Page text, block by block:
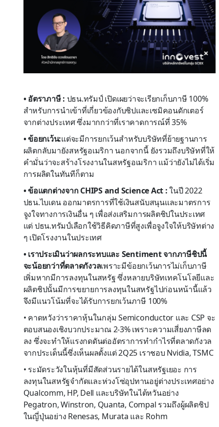
• อัตราภาษี : ปธน.ทรัมป์ เปิดเผยว่าจะเรียกเก็บภาษี 100%
สำหรับการนำเข้าที่เกี่ยวข้องกับชิปและเซมิคอนดักเตอร์
จากต่างประเทศ ซึ่งมากกว่าที่เราคาดการณ์ที่ 35%
• ข้อยกเว้น:แต่จะมีการยกเว้นสำหรับบริษัทที่ย้ายฐานการ
ผลิตกลับมายังสหรัฐอเมริกา นอกจากนี้ ยังรวมถึงบริษัทที่ให้
คำมั่นว่าจะสร้างโรงงานในสหรัฐอเมริกา แม้ว่ายังไม่ได้เริ่ม
การผลิตในทันทีก็ตาม
• ข้อแตกต่างจาก CHIPS and Science Act :ในปี 2022
ปธน.ไบเดน ออกมาตรการที่ใช้เงินสนับสนุนและมาตรการ
จูงใจทางการเงินอื่น ๆ เพื่อส่งเสริมการผลิตชิปในประเทศ
แต่ ปธน.ทรัมป์เลือกใช้วิธีคิดภาษีที่สูงเพื่อจูงใจให้บริษัทต่าง
ๆ เปิดโรงงานในประเทศ
• เราประเมินว่าผลกระทบและ Sentiment จากภาษีชิปนี้
จะน้อยกว่าที่ตลาดกังวลเพราะมีข้อยกเว้นการไม่เก็บภาษี
เพิ่มหากมีการลงทุนในสหรัฐ ซึ่งหลายบริษัทเทคโนโลยีและ
ผลิตชิปนั้นมีการขยายการลงทุนในสหรัฐไปก่อนหน้านี้แล้ว
จึงมีแนวโน้มที่จะได้รับการยกเว้นภาษี 100%
• คาดหวังว่าราคาหุ้นในกลุ่ม Semiconductor และ CSP จะ
ตอบสนองเชิงบวกประมาณ 2-3% เพราะความเสี่ยงภาษีลด
ลง ซึ่งจะทำให้แรงกดดันต่ออัตราการทำกำไรที่ตลาดกังวล
จากประเด็นนี้ซึ่งเห็นผลตั้งแต่ 2Q25 เราชอบ Nvidia, TSMC
• ระมัดระวังในหุ้นที่มีสัดส่วนรายได้ในสหรัฐเยอะ การ
ลงทุนในสหรัฐจำกัดและห่วงโซ่อุปทานอยู่ต่างประเทศอย่าง
Qualcomm, HP, Dell และบริษัทในไต้หวันอย่าง
Pegatron, Winstron, Quanta, Compal รวมถึงผู้ผลิตชิป
ในญี่ปุ่นอย่าง Renesas, Murata และ Rohm